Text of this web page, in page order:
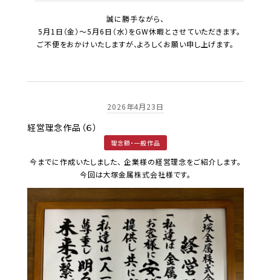
誠に勝手ながら、
5月1日（金）～5月6日（水）をGW休暇とさせていただきます。
ご不便をおかけいたしますが、よろしくお願い申し上げます。
2026年4月23日
経営理念作品（６）
理念額・一般作品
今までに作成いたしました、 企業様の経営理念をご紹介します。
今回は大塚金属株式会社様です。